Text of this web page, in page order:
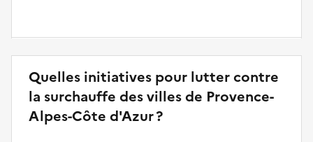
Quelles initiatives pour lutter contre
la surchauffe des villes de Provence-
Alpes-Côte d'Azur ?